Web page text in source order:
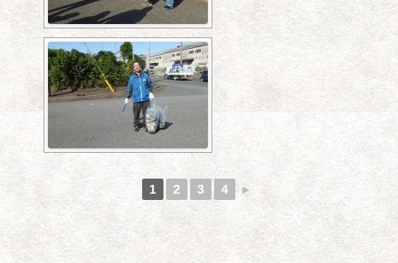
1 2 3 4 ►